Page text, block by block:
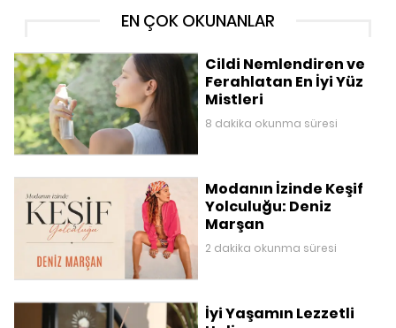
EN ÇOK OKUNANLAR
Cildi Nemlendiren ve
Ferahlatan En İyi Yüz
Mistleri
8 dakika okunma süresi
Modanın İzinde Keşif
Yolculuğu: Deniz
Marşan
2 dakika okunma süresi
İyi Yaşamın Lezzetli